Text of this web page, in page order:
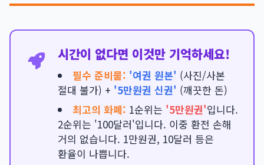
시간이 없다면 이것만 기억하세요!
필수 준비물: '여권 원본' (사진/사본
절대 불가) + '5만원권 신권' (깨끗한 돈)
최고의 화폐: 1순위는 '5만원권'입니다.
2순위는 '100달러'입니다. 이중 환전 손해
거의 없습니다. 1만원권, 10달러 등은
환율이 나쁩니다.